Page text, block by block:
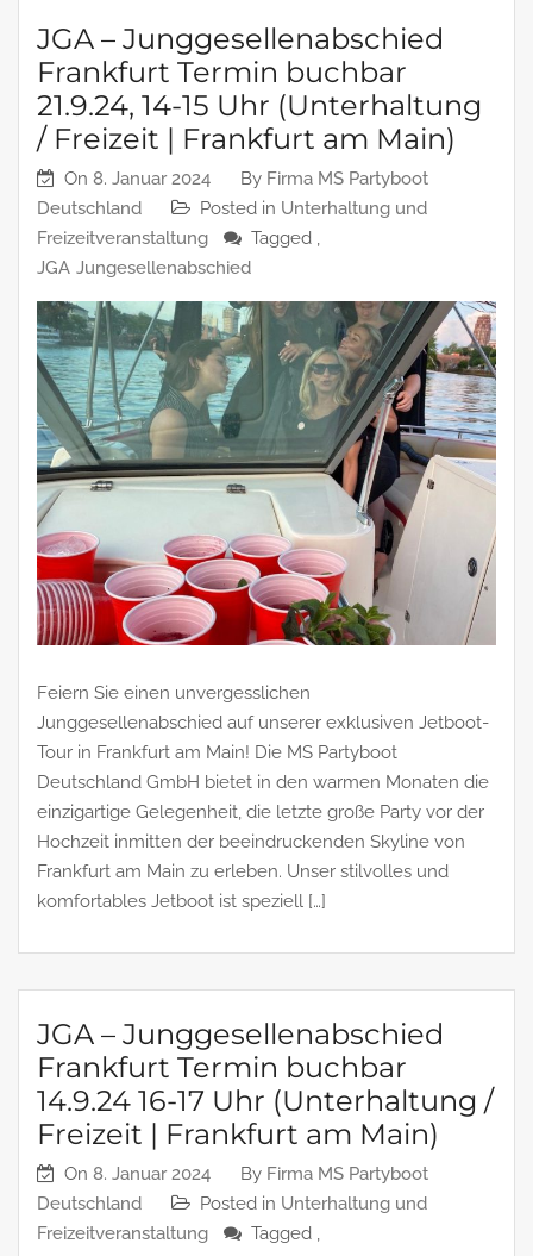
JGA – Junggesellenabschied
Frankfurt Termin buchbar
21.9.24, 14-15 Uhr (Unterhaltung
/ Freizeit | Frankfurt am Main)
On 8. Januar 2024 By Firma MS Partyboot
Deutschland
Posted in Unterhaltung und
Freizeitveranstaltung
Tagged ,
JGA Jungesellenabschied
Feiern Sie einen unvergesslichen
Junggesellenabschied auf unserer exklusiven Jetboot-
Tour in Frankfurt am Main! Die MS Partyboot
Deutschland GmbH bietet in den warmen Monaten die
einzigartige Gelegenheit, die letzte große Party vor der
Hochzeit inmitten der beeindruckenden Skyline von
Frankfurt am Main zu erleben. Unser stilvolles und
komfortables Jetboot ist speziell […]
JGA – Junggesellenabschied
Frankfurt Termin buchbar
14.9.24 16-17 Uhr (Unterhaltung /
Freizeit | Frankfurt am Main)
On 8. Januar 2024 By Firma MS Partyboot
Deutschland
Posted in Unterhaltung und
Freizeitveranstaltung
Tagged ,